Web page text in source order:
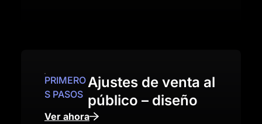
PRIMERO
S PASOS
Ajustes de venta al
público – diseño
Ver ahora